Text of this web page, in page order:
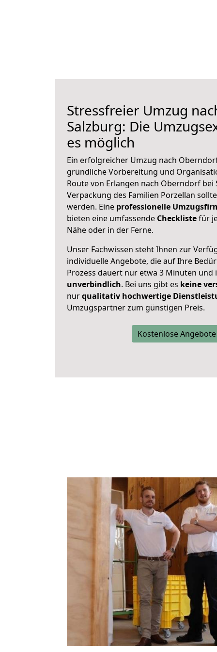
Stressfreier Umzug
Salzburg: Die
es möglich
Ein erfolgreicher Umzug nach
gründliche Vorbereitung und
Route von Erlangen nach Oberndorf bei
Verpackung des Familien Porzellan
werden. Eine professionelle
bieten eine umfassende Checklistefür
Nähe oder in der Ferne.
Unser Fachwissen steht Ihnen zur
individuelle Angebote, die auf Ihre
Prozess dauert nur etwa 3 Minuten und
unverbindlich. Bei uns gibt es keine
nurqualitativ hochwertige
Umzugspartner zum günstigen Preis.
Kostenlose